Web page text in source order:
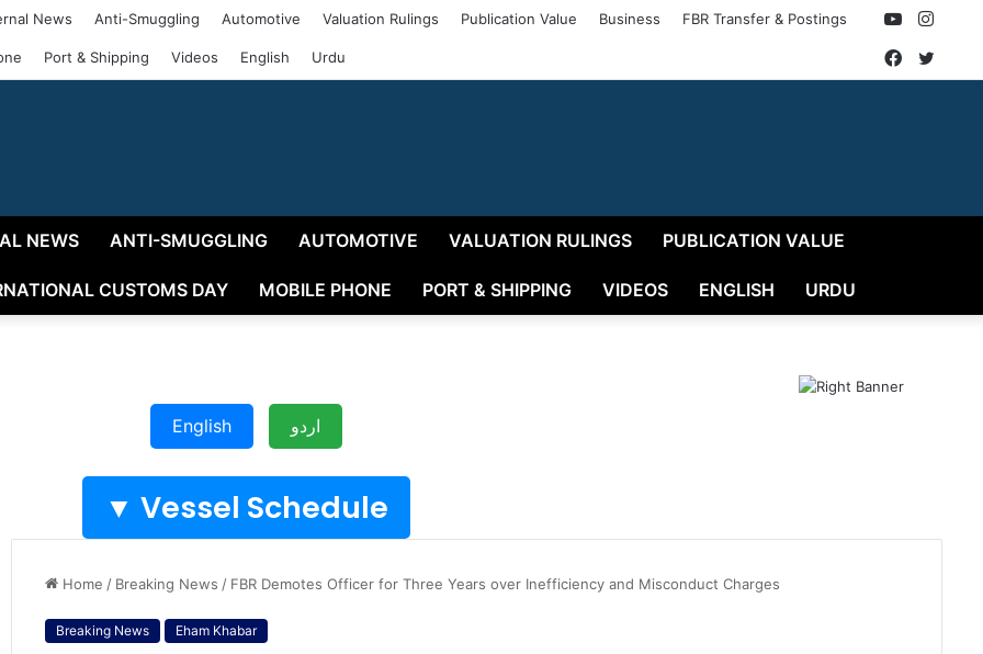
News Anti-Smuggling Automotive Valuation Rulings Publication Value Business FBR Transfer & Postings
Port & Shipping Videos English Urdu
YouTube
Facebook
NEWS ANTI-SMUGGLING AUTOMOTIVE VALUATION RULINGS PUBLICATION VALUE
CUSTOMS DAY MOBILE PHONE PORT & SHIPPING VIDEOS ENGLISH URDU
English اردو
Vessel Schedule ▼
Home / Breaking News / FBR Demotes Officer for Three Years over Inefficiency and Misconduct Charges
Breaking News Eham Khabar